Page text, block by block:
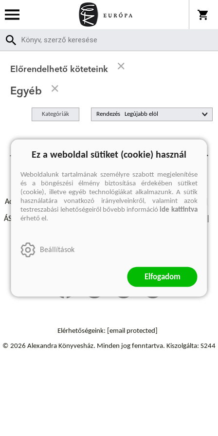
Előrendelhető köteteink
Egyéb
Kategóriák Rendezés
Jelenleg nincs előrendelhető termékünk.
Adatvédelmi szabályzatok Elállási felmondási nyilatkozat
ÁSZF - Vásárlási feltételek
Szállítási információk
Elérhetőségeink: [email protected]
© 2026 Alexandra Könyvesház. Minden jog fenntartva. Kiszolgálta: S244
Ez a weboldal sütiket (cookie) használ
Weboldalunk tartalmának személyre szabott megjelenítése
és a böngészési élmény biztosítása érdekében sütiket
(cookie), illetve egyéb technológiákat alkalmazunk. A sütik
használatára vonatkozó irányelveinkről, valamint azok
testreszabási lehetőségeiről bővebb információide kattintva
érhető el.
Beállítások
Elfogadom